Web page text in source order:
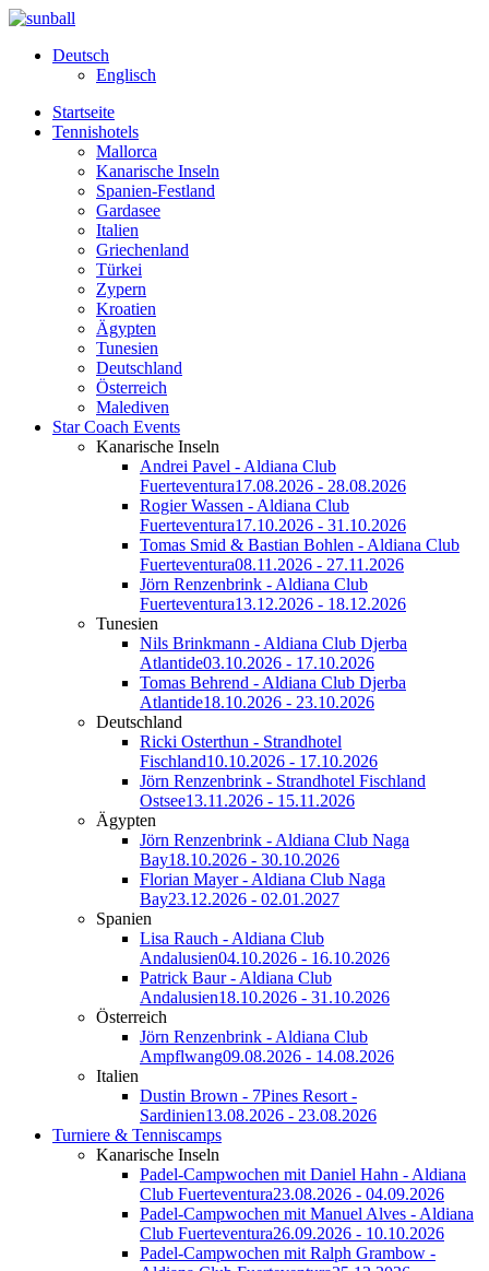
Deutsch
Englisch
Startseite
Tennishotels
Mallorca
Kanarische Inseln
Spanien-Festland
Gardasee
Italien
Griechenland
Türkei
Zypern
Kroatien
Ägypten
Tunesien
Deutschland
Österreich
Malediven
Star Coach Events
Kanarische Inseln
Andrei Pavel - Aldiana Club
Fuerteventura17.08.2026 - 28.08.2026
Rogier Wassen - Aldiana Club
Fuerteventura17.10.2026 - 31.10.2026
Tomas Smid & Bastian Bohlen - Aldiana Club
Fuerteventura08.11.2026 - 27.11.2026
Jörn Renzenbrink - Aldiana Club
Fuerteventura13.12.2026 - 18.12.2026
Tunesien
Nils Brinkmann - Aldiana Club Djerba
Atlantide03.10.2026 - 17.10.2026
Tomas Behrend - Aldiana Club Djerba
Atlantide18.10.2026 - 23.10.2026
Deutschland
Ricki Osterthun - Strandhotel
Fischland10.10.2026 - 17.10.2026
Jörn Renzenbrink - Strandhotel Fischland
Ostsee13.11.2026 - 15.11.2026
Ägypten
Jörn Renzenbrink - Aldiana Club Naga
Bay18.10.2026 - 30.10.2026
Florian Mayer - Aldiana Club Naga
Bay23.12.2026 - 02.01.2027
Spanien
Lisa Rauch - Aldiana Club
Andalusien04.10.2026 - 16.10.2026
Patrick Baur - Aldiana Club
Andalusien18.10.2026 - 31.10.2026
Österreich
Jörn Renzenbrink - Aldiana Club
Ampflwang09.08.2026 - 14.08.2026
Italien
Dustin Brown - 7Pines Resort -
Sardinien13.08.2026 - 23.08.2026
Turniere & Tenniscamps
Kanarische Inseln
Padel-Campwochen mit Daniel Hahn - Aldiana
Club Fuerteventura23.08.2026 - 04.09.2026
Padel-Campwochen mit Manuel Alves - Aldiana
Club Fuerteventura26.09.2026 - 10.10.2026
Padel-Campwochen mit Ralph Grambow -